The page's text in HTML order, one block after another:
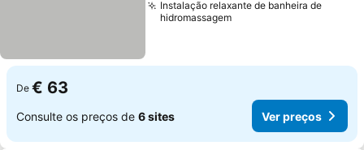
Instalação relaxante de banheira de
hidromassagem
De € 63
Consulte os preços de 6 sites Ver preços